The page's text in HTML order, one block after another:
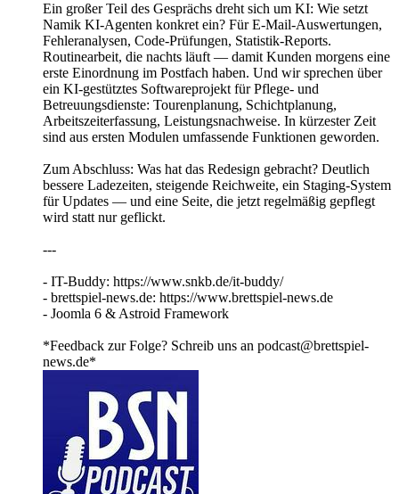
Ein großer Teil des Gesprächs dreht sich um KI: Wie setzt
Namik KI-Agenten konkret ein? Für E-Mail-Auswertungen,
Fehleranalysen, Code-Prüfungen, Statistik-Reports.
Routinearbeit, die nachts läuft — damit Kunden morgens eine
erste Einordnung im Postfach haben. Und wir sprechen über
ein KI-gestütztes Softwareprojekt für Pflege- und
Betreuungsdienste: Tourenplanung, Schichtplanung,
Arbeitszeiterfassung, Leistungsnachweise. In kürzester Zeit
sind aus ersten Modulen umfassende Funktionen geworden.
Zum Abschluss: Was hat das Redesign gebracht? Deutlich
bessere Ladezeiten, steigende Reichweite, ein Staging-System
für Updates — und eine Seite, die jetzt regelmäßig gepflegt
wird statt nur geflickt.
---
- IT-Buddy: https://www.snkb.de/it-buddy/
- brettspiel-news.de: https://www.brettspiel-news.de
- Joomla 6 & Astroid Framework
*Feedback zur Folge? Schreib uns an podcast@brettspiel-
news.de*